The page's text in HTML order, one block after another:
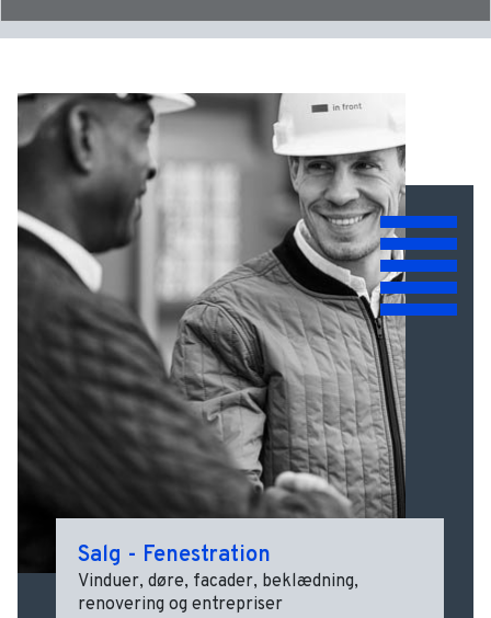
Salg - Fenestration
Vinduer, døre, facader, beklædning,
renovering og entrepriser